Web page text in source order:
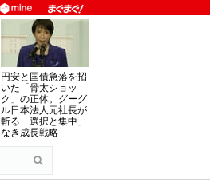
円安と国債急落を招
いた「骨太ショッ
ク」の正体。グーグ
ル日本法人元社長が
斬る「選択と集中」
なき成長戦略